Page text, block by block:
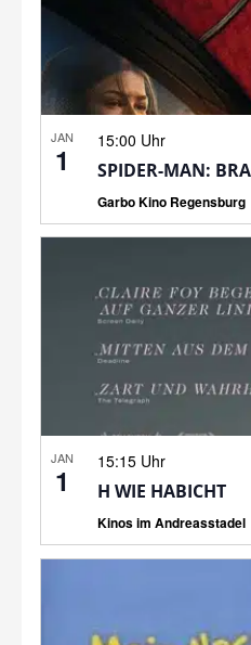
JAN
1
15:00 Uhr
SPIDER-MAN:
Garbo Kino Regensburg
JAN
1
15:15 Uhr
H WIE HABICHT
Kinos im Andreasstadel